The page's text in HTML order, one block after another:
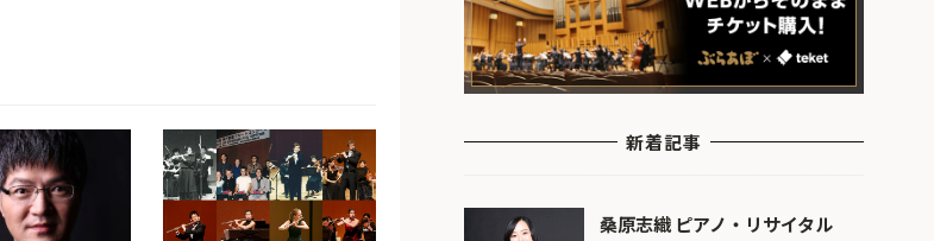
新着記事
桑原志織 ピアノ・リサイタル